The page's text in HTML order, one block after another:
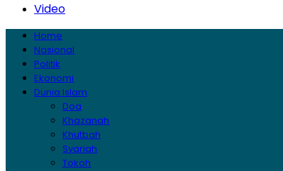
Video
Home
Nasional
Politik
Ekonomi
Dunia Islam
Doa
Khazanah
Khutbah
Syariah
Tokoh